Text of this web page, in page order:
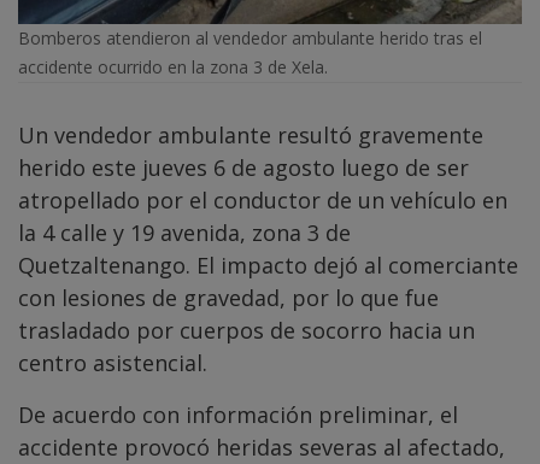
Bomberos atendieron al vendedor ambulante herido tras el
accidente ocurrido en la zona 3 de Xela.
Un vendedor ambulante resultó gravemente
herido este jueves 6 de agosto luego de ser
atropellado por el conductor de un vehículo en
la 4 calle y 19 avenida, zona 3 de
Quetzaltenango. El impacto dejó al comerciante
con lesiones de gravedad, por lo que fue
trasladado por cuerpos de socorro hacia un
centro asistencial.
De acuerdo con información preliminar, el
accidente provocó heridas severas al afectado,